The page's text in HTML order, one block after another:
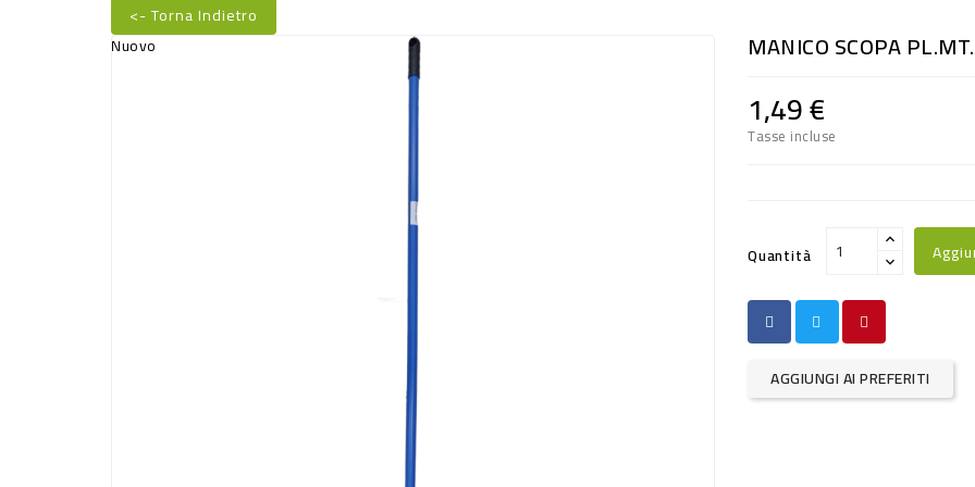
<- Torna Indietro
Nuovo
MANICO SCOPA
1,49 €
Tasse incluse
Quantità
AGGIUNGI AI PREFERITI